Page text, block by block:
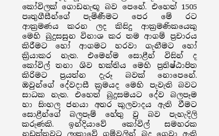
කෝවිලක් ගොඩනැඟූ බව පෙනේ. එහෙත් 1505
පෘතුගීසීන්ගේ පැමිණීමට පෙර මේ රට
ආක්‍රමණය කරන ලද කිසිදු ආක්‍රමණිකයෙකු
මෙහි බුදුසසුන විනාශ කර තම ආගම් ප්‍රචාරය
කිරීමට හෝ ආගමට හරවා ගැනීමට හෝ
ක්‍රියාකර නැත. එමෙන්ම සොළීන් විසින් ද
කෝවිල් තනා ශිව භක්තිය මෙහි ප්‍රතිෂ්ඨාපිත
කිරිමට ප්‍රයත්න දැරූ බවක් නොපෙනේ.
ඔවුන්ගේ දේවදාසී ක්‍රමයද මෙහි පැවැති බවට
සාධක නැත. එහෙත් බුදුසමයට දේව බලපෑම
හා සිංහල ජනයා අතර කුලවාදය ඇති වීමට
සොළීන්ගේ බලපෑම් හේතු වූ බව පැහැදිලි
කරුණකි. ඉන්දියාවේ කෝවිල් සමහරක
නඩත්තුවට ලංකාවේ ගම්වලින් බදු ගෙවා ඇති